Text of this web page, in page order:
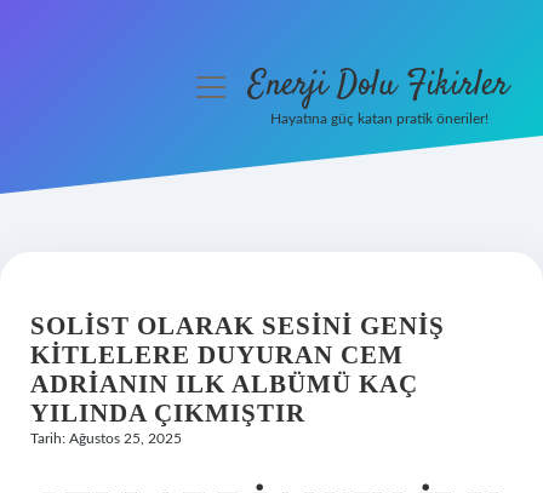
Hakkımızda
menüyüEnerji Dolu Fikirler
Hayatına güç katan pratik öneriler!
SOLIST OLARAK SESINI GENIŞ
KITLELERE DUYURAN CEM
ADRIANIN ILK ALBÜMÜ KAÇ
YILINDA ÇIKMIŞTIR
Tarih: Ağustos 25, 2025